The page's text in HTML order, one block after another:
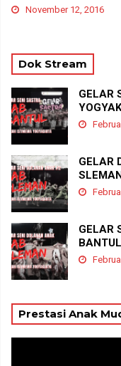
November 12, 2016
Dok Stream
GELAR
GELAR
GELAR
Prestasi Anak